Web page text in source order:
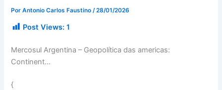
PorAntonio Carlos Faustino/28/01/2026
Post Views: 1
Mercosul Argentina – Geopolítica das americas:
Continent…
{